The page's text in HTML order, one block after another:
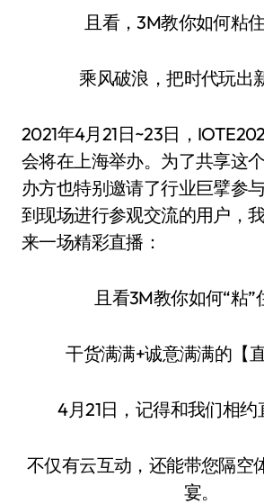
且看，3M教你如何粘
乘风破浪，把时代玩出
2021年4月21日~23日，
会将在上海举办。为了共享这
办方也特别邀请了行业巨擘参
到现场进行参观交流的用户，
来一场精彩直播：
且看3M教你如何“粘”
干货满满+诚意满满的【
4月21日，记得和我们相约
不仅有云互动，还能带您隔空
宴。